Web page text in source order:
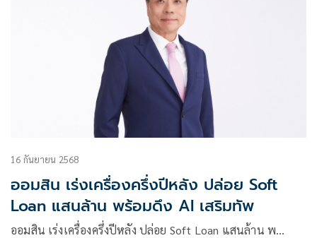
16 กันยายน 2568
ออมสิน เร่งเครื่องครึ่งปีหลัง ปล่อย Soft
Loan แสนล้าน พร้อมดึง AI เสริมทัพ
ออมสิน เร่งเครื่องครึ่งปีหลัง ปล่อย Soft Loan แสนล้าน พ…